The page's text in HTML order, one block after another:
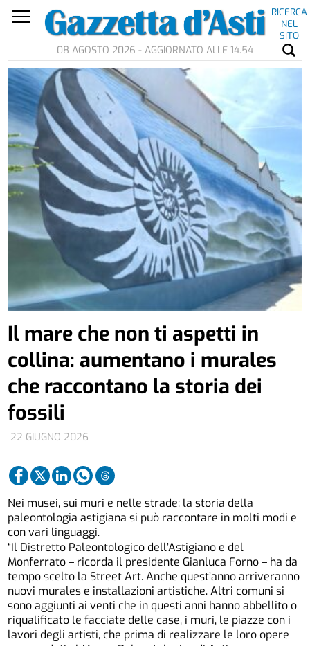
RICERCA
NEL
SITO
08 AGOSTO 2026 - AGGIORNATO ALLE 14.54
22 GIUGNO 2026
Il mare che non ti aspetti in
collina: aumentano i murales
che raccontano la storia dei
fossili
Nei musei, sui muri e nelle strade: la storia della
paleontologia astigiana si può raccontare in molti modi e
con vari linguaggi.
“Il Distretto Paleontologico dell’Astigiano e del
Monferrato – ricorda il presidente Gianluca Forno – ha da
tempo scelto la Street Art. Anche quest’anno arriveranno
nuovi murales e installazioni artistiche. Altri comuni si
sono aggiunti ai venti che in questi anni hanno abbellito o
riqualificato le facciate delle case, i muri, le piazze con i
lavori degli artisti, che prima di realizzare le loro opere